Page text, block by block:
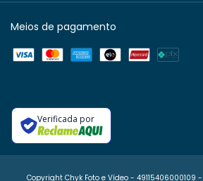
Meios de pagamento
Verificada por
Copyright Chyk Foto e Vídeo - 49115406000109